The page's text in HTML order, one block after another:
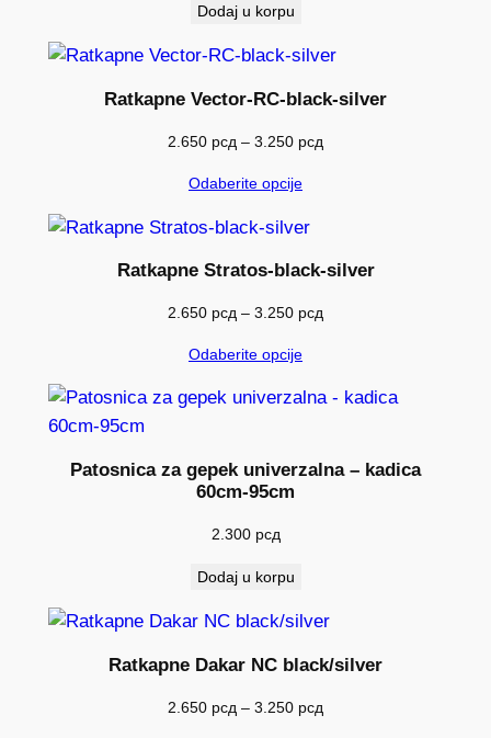
Dodaj u korpu
Ratkapne Vector-RC-black-silver
2.650 рсд – 3.250 рсд
3.250 рсд
Odaberite opcije
Ratkapne Stratos-black-silver
2.650 рсд – 3.250 рсд
do
Odaberite opcije
Patosnica za gepek univerzalna – kadica
60cm-95cm
2.300 рсд
Dodaj u korpu
Ratkapne Dakar NC black/silver
2.650 рсд – 3.250 рсд